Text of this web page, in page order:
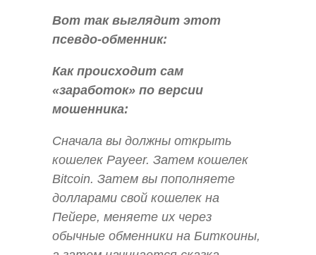
Вот так выглядит этот
псевдо-обменник:
Как происходит сам
«заработок» по версии
мошенника:
Сначала вы должны открыть
кошелек Payeer. Затем кошелек
Bitcoin. Затем вы пополняете
долларами свой кошелек на
Пейере, меняете их через
обычные обменники на Биткоины,